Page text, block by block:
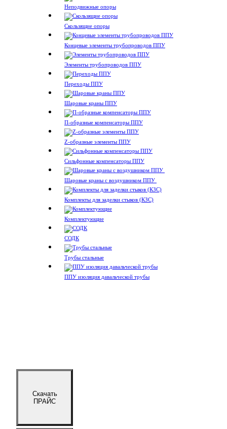
Неподвижные опоры
Скользящие опоры
Концевые элементы трубопроводов ППУ
Элементы трубопроводов ППУ
Переходы ППУ
Шаровые краны ППУ
П-образные компенсаторы ППУ
Z-образные элементы ППУ
Сильфонные компенсаторы ППУ
Шаровые краны с воздушником ППУ
Комплекты для заделки стыков (КЗС)
Комплектующие
СОДК
Трубы стальные
ППУ изоляция давальческой трубы
Скачать
ПРАЙС